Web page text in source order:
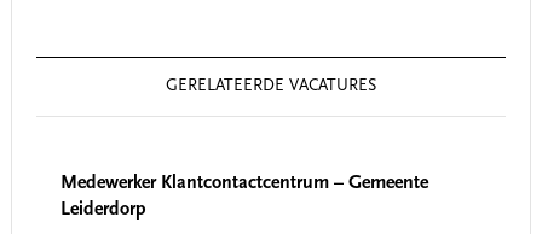
GERELATEERDE VACATURES
Medewerker Klantcontactcentrum – Gemeente
Leiderdorp